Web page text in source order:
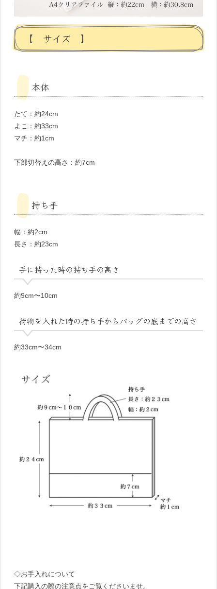
【 サイズ 】
本体
たて：約24cm
よこ：約33cm
マチ：約1cm
下部切替えの高さ：約7cm
持ち手
幅：約2cm
長さ：約23cm
手に持った時の持ち手の高さ
約9cm〜10cm
荷物を入れた時の持ち手からバッグの底までの高さ
約33cm〜34cm
◇お手入れについて
下記購入の際の注意点をご覧くださいませ。